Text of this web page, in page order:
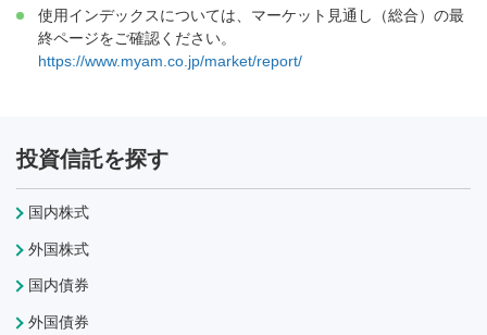
使用インデックスについては、マーケット見通し（総合）の最
終ページをご確認ください。
https://www.myam.co.jp/market/report/
投資信託を探す
国内株式
外国株式
国内債券
外国債券